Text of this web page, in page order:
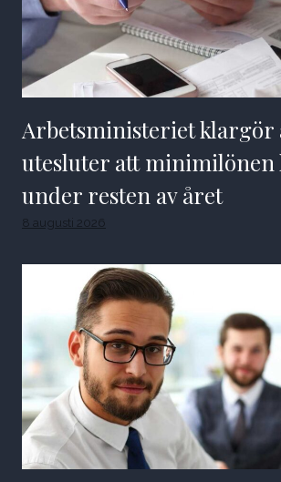
Arbetsministeriet klargör
utesluter att minimilönen
under resten av året
8 augusti 2026